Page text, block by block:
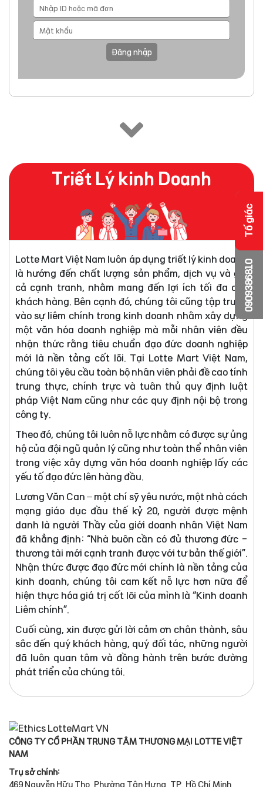
Đăng nhập
Triết Lý kinh Doanh
Lotte Mart Việt Nam luôn áp dụng triết lý kinh doanh
là hướng đến chất lượng sản phẩm, dịch vụ và giá
cả cạnh tranh, nhằm mang đến lợi ích tối đa cho
khách hàng. Bên cạnh đó, chúng tôi cũng tập trung
vào sự liêm chính trong kinh doanh nhằm xây dựng
một văn hóa doanh nghiệp mà mỗi nhân viên đều
nhận thức rằng tiêu chuẩn đạo đức doanh nghiệp
mới là nền tảng cốt lõi. Tại Lotte Mart Việt Nam,
chúng tôi yêu cầu toàn bộ nhân viên phải đề cao tính
trung thực, chính trực và tuân thủ quy định luật
pháp Việt Nam cũng như các quy định nội bộ trong
công ty.
Theo đó, chúng tôi luôn nỗ lực nhằm có được sự ủng
hộ của đội ngũ quản lý cũng như toàn thể nhân viên
trong việc xây dựng văn hóa doanh nghiệp lấy các
yếu tố đạo đức lên hàng đầu.
Lương Văn Can – một chí sỹ yêu nước, một nhà cách
mạng giáo dục đầu thế kỷ 20, người được mệnh
danh là người Thầy của giới doanh nhân Việt Nam
đã khẳng định: “Nhà buôn cần có đủ thương đức -
thương tài mới cạnh tranh được với tư bản thế giới”.
Nhận thức được đạo đức mới chính là nền tảng của
kinh doanh, chúng tôi cam kết nỗ lực hơn nữa để
hiện thực hóa giá trị cốt lõi của mình là “Kinh doanh
Liêm chính”.
Cuối cùng, xin được gửi lời cảm ơn chân thành, sâu
sắc đến quý khách hàng, quý đối tác, những người
đã luôn quan tâm và đồng hành trên bước đường
phát triển của chúng tôi.
CÔNG TY CỔ PHẦN TRUNG TÂM THƯƠNG MẠI LOTTE VIỆT
NAM
Trụ sở chính:
469 Nguyễn Hữu Thọ, Phường Tân Hưng, TP. Hồ Chí Minh
0909386810
Tố giác